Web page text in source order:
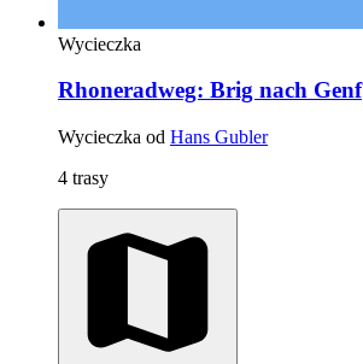
Wycieczka
Rhoneradweg: Brig nach Genf
Wycieczka od Hans Gubler
4 trasy